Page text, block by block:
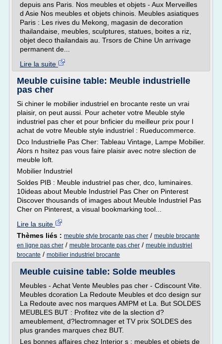
depuis ans Paris. Nos meubles et objets - Aux Merveilles
d Asie Nos meubles et objets chinois. Meubles asiatiques
Paris : Les rives du Mekong, magasin de decoration
thailandaise, meubles, sculptures, statues, boites a riz,
objet deco thailandais au. Trsors de Chine Un arrivage
permanent de...
Lire la suite
Meuble cuisine table: Meuble industrielle
pas cher
Si chiner le mobilier industriel en brocante reste un vrai
plaisir, on peut aussi. Pour acheter votre Meuble style
industriel pas cher et pour bnficier du meilleur prix pour l
achat de votre Meuble style industriel : Rueducommerce.
Dco Industrielle Pas Cher: Tableau Vintage, Lampe Mobilier.
Alors n hsitez pas vous faire plaisir avec notre slection de
meuble loft.
Mobilier Industriel
Soldes PIB : Meuble industriel pas cher, dco, luminaires.
10ideas about Meuble Industriel Pas Cher on Pinterest
Discover thousands of images about Meuble Industriel Pas
Cher on Pinterest, a visual bookmarking tool...
Lire la suite
Thèmes liés : meuble style brocante pas cher / meuble brocante
en ligne pas cher / meuble brocante pas cher / meuble industriel
brocante / mobilier industriel brocante
Meuble cuisine table: Solde meubles
Meubles - Achat Vente Meubles pas cher - Cdiscount Vite.
Meubles dcoration La Redoute Meubles et dco design sur
La Redoute avec nos marques AMPM et La. But SOLDES
MEUBLES BUT : Profitez vite de la slection d?
ameublement, d?lectromnager et TV prix SOLDES des
plus grandes marques chez BUT.
Les bonnes affaires chez Interior s : meubles et objets de